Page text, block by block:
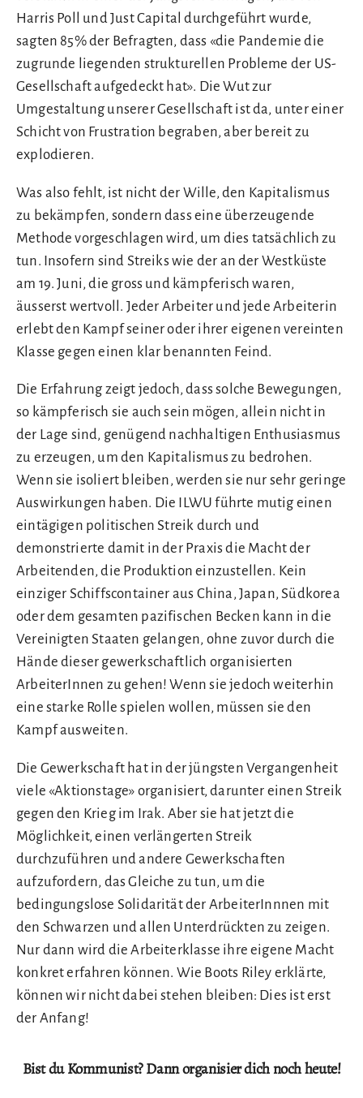
Harris Poll und Just Capital durchgeführt wurde,
sagten 85% der Befragten, dass «die Pandemie die
zugrunde liegenden strukturellen Probleme der US-
Gesellschaft aufgedeckt hat». Die Wut zur
Umgestaltung unserer Gesellschaft ist da, unter einer
Schicht von Frustration begraben, aber bereit zu
explodieren.
Was also fehlt, ist nicht der Wille, den Kapitalismus
zu bekämpfen, sondern dass eine überzeugende
Methode vorgeschlagen wird, um dies tatsächlich zu
tun. Insofern sind Streiks wie der an der Westküste
am 19. Juni, die gross und kämpferisch waren,
äusserst wertvoll. Jeder Arbeiter und jede Arbeiterin
erlebt den Kampf seiner oder ihrer eigenen vereinten
Klasse gegen einen klar benannten Feind.
Die Erfahrung zeigt jedoch, dass solche Bewegungen,
so kämpferisch sie auch sein mögen, allein nicht in
der Lage sind, genügend nachhaltigen Enthusiasmus
zu erzeugen, um den Kapitalismus zu bedrohen.
Wenn sie isoliert bleiben, werden sie nur sehr geringe
Auswirkungen haben. Die ILWU führte mutig einen
eintägigen politischen Streik durch und
demonstrierte damit in der Praxis die Macht der
Arbeitenden, die Produktion einzustellen. Kein
einziger Schiffscontainer aus China, Japan, Südkorea
oder dem gesamten pazifischen Becken kann in die
Vereinigten Staaten gelangen, ohne zuvor durch die
Hände dieser gewerkschaftlich organisierten
ArbeiterInnen zu gehen! Wenn sie jedoch weiterhin
eine starke Rolle spielen wollen, müssen sie den
Kampf ausweiten.
Die Gewerkschaft hat in der jüngsten Vergangenheit
viele «Aktionstage» organisiert, darunter einen Streik
gegen den Krieg im Irak. Aber sie hat jetzt die
Möglichkeit, einen verlängerten Streik
durchzuführen und andere Gewerkschaften
aufzufordern, das Gleiche zu tun, um die
bedingungslose Solidarität der ArbeiterInnnen mit
den Schwarzen und allen Unterdrückten zu zeigen.
Nur dann wird die Arbeiterklasse ihre eigene Macht
konkret erfahren können. Wie Boots Riley erklärte,
können wir nicht dabei stehen bleiben: Dies ist erst
der Anfang!
Bist du Kommunist? Dann organisier dich noch heute!